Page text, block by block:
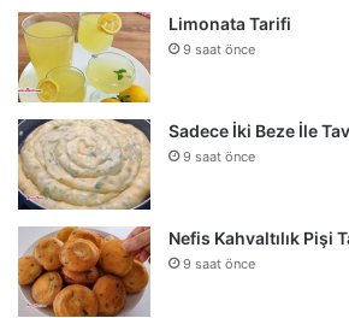
Limonata Tarifi
9 saat önce
Sadece İki Beze İle
9 saat önce
Nefis Kahvaltılık Pişi
9 saat önce